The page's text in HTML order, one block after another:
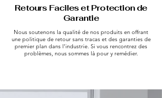
Retours Faciles et Protection de
Garantie
Nous soutenons la qualité de nos produits en offrant
une politique de retour sans tracas et des garanties de
premier plan dans l'industrie. Si vous rencontrez des
problèmes, nous sommes là pour y remédier.